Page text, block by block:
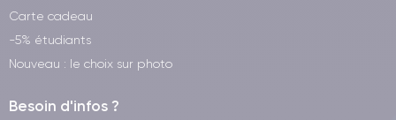
Carte cadeau
-5% étudiants
Nouveau : le choix sur photo
Besoin d'infos ?